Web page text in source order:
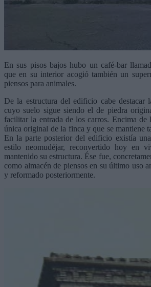
En sus pisos bajos hubo un café-bar
que en su interior acogió también un
piensos para animales.
De la estructura del edificio cabe destacar
cuyo suelo sigue siendo el de piedra
facilitar la entrada de los carros. Encima de
única original de la finca y que se mantiene
En la parte posterior del edificio existía
estilo neomudéjar, reconvertido hoy en
mantenido su estructura. Ése fue,
como almacén de piensos en su último uso
y reformado posteriormente.